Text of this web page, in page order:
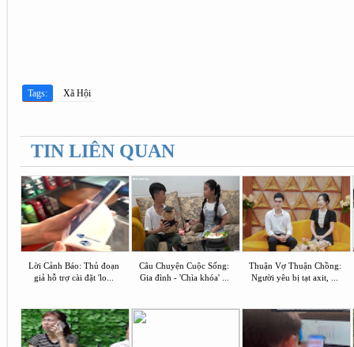
Tags: Xã Hội
TIN LIÊN QUAN
Lời Cảnh Báo: Thủ đoạn
giả hỗ trợ cài đặt 'lo...
Câu Chuyện Cuộc Sống:
Gia đình - 'Chìa khóa' ...
Thuận Vợ Thuận Chồng:
Người yêu bị tạt axit, ...